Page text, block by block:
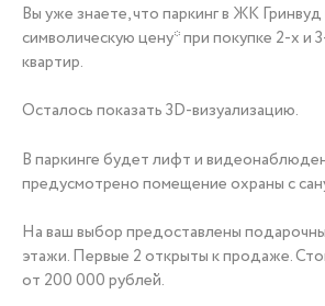
Новостройки
О застройщике
Пресс-центр
Как купить?
Вы уже знаете, что паркинг в ЖК
символическую цену* при покупке 2-х и
квартир.
Осталось показать 3D-визуализацию.
В паркинге будет лифт и
предусмотрено помещение охраны с
На ваш выбор предоставлены
этажи. Первые 2 открыты к продаже.
от 200 000 рублей.